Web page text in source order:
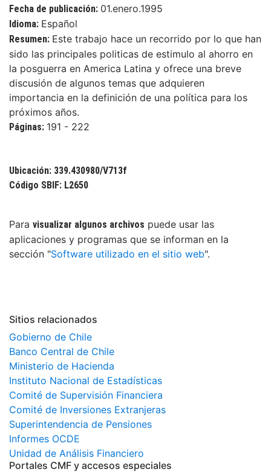
Fecha de publicación: 01.enero.1995
Idioma: Español
Resumen: Este trabajo hace un recorrido por lo que han
sido las principales politicas de estimulo al ahorro en
la posguerra en America Latina y ofrece una breve
discusión de algunos temas que adquieren
importancia en la definición de una política para los
próximos años.
Páginas: 191 - 222
Ubicación: 339.430980/V713f
Código SBIF: L2650
Para visualizar algunos archivos puede usar las
aplicaciones y programas que se informan en la
sección "Software utilizado en el sitio web".
Sitios relacionados
Gobierno de Chile
Banco Central de Chile
Ministerio de Hacienda
Instituto Nacional de Estadísticas
Comité de Supervisión Financiera
Comité de Inversiones Extranjeras
Superintendencia de Pensiones
Informes OCDE
Unidad de Análisis Financiero
Portales CMF y accesos especiales